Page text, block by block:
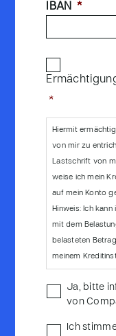
IBAN *
Einwilligung
*
Hiermit
von mir zu
Lastschrift von
weise ich mein
auf mein Konto
Hinweis: Ich
mit dem
belasteten
meinem
Compassion
weltweit
Ja, bitte
von
Compassion
Ich